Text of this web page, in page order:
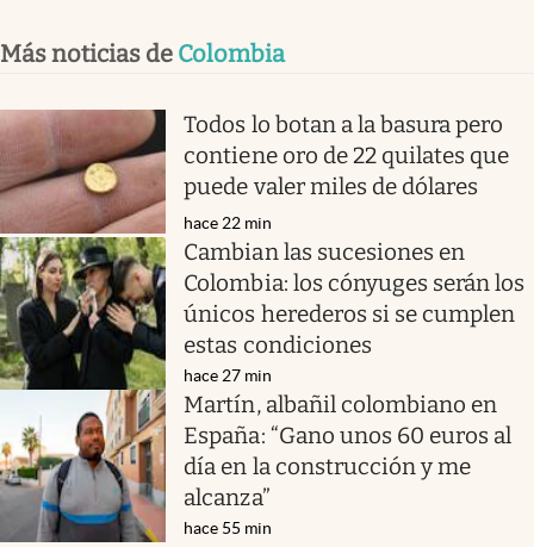
Más noticias de Colombia
Todos lo botan a la basura pero
contiene oro de 22 quilates que
puede valer miles de dólares
hace 22 min
Cambian las sucesiones en
Colombia: los cónyuges serán los
únicos herederos si se cumplen
estas condiciones
hace 27 min
Martín, albañil colombiano en
España: “Gano unos 60 euros al
día en la construcción y me
alcanza”
hace 55 min